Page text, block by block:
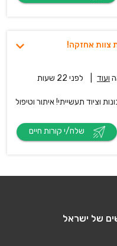
צוות אחזקה!
ועוד לפני 22 שעות
וציוד תעשייתי! איתור וטיפול